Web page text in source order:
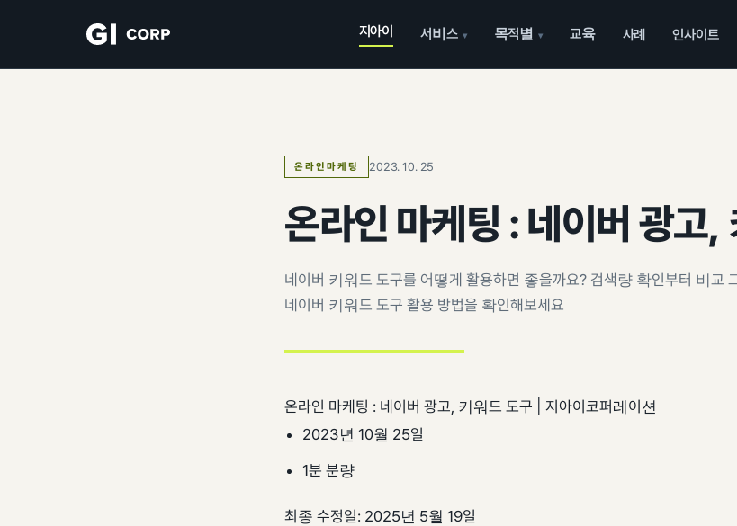
지아이 서비스 ▾ 목적별 ▾ 교육 사례 인사이트
온라인마케팅 2023. 10. 25
온라인 마케팅 : 네이버 광고
네이버 키워드 도구를 어떻게 활용하면 좋을까요? 검색량 확인부터 비교
네이버 키워드 도구 활용 방법을 확인해보세요
온라인 마케팅 : 네이버 광고, 키워드 도구 | 지아이코퍼레이션
2023년 10월 25일
1분 분량
최종 수정일: 2025년 5월 19일